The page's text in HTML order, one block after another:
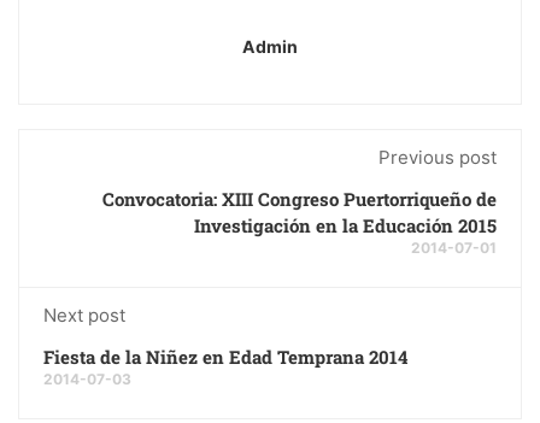
Admin
Previous post
Convocatoria: XIII Congreso Puertorriqueño de
Investigación en la Educación 2015
2014-07-01
Next post
Fiesta de la Niñez en Edad Temprana 2014
2014-07-03